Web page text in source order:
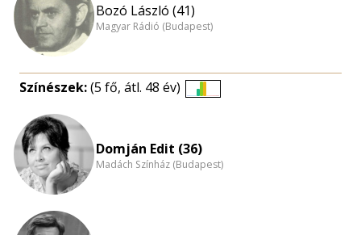
Bozó László (41)
Magyar Rádió (Budapest)
Színészek:(5 fő, átl. 48 év)
nagyítása
Domján Edit (36)
Madách Színház (Budapest)